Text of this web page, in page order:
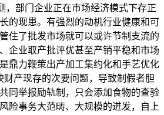
，部门企业正在市场经济模式下存正
的现患。有强烈的动机行业健康和可
住了批发市场就可以或许节制支流的
企业取产批评优甚至产销平稳和市场
鼎力鞭策出产加工集约化和手艺优化
产现存的次要问题，导致制假者胆
同举报励轨制，只会添加食物的查验
险事务大范畴、大规模的迸发，自上